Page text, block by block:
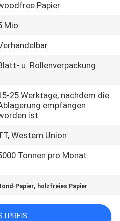
Papier
Mio
u. Rollenverpackung
25 Werktage, nachdem die
empfangen
ist
Western Union
Tonnen pro Monat
Papier, holzfreies Papier